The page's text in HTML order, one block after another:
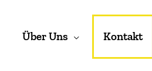
Über Uns Kontakt